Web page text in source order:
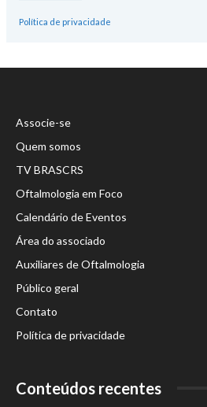
Política de privacidade
Associe-se
Quem somos
TV BRASCRS
Oftalmologia em Foco
Calendário de Eventos
Área do associado
Auxiliares de Oftalmologia
Público geral
Contato
Política de privacidade
Conteúdos recentes